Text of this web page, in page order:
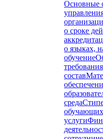
Основные
о сроке
о языках,
обучение
требования
состав
среда
услуги